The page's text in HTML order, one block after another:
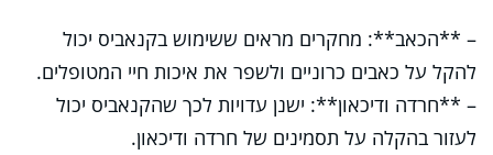
– **הכאב**: מחקרים מראים ששימוש בקנאביס יכול
להקל על כאבים כרוניים ולשפר את איכות חיי המטופלים.
– **חרדה ודיכאון**: ישנן עדויות לכך שהקנאביס יכול
לעזור בהקלה על תסמינים של חרדה ודיכאון.